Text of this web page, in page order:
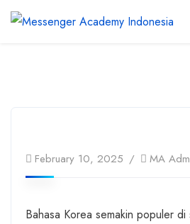
February 10, 2025 MA
Bahasa Korea semakin populer di